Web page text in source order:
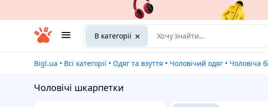
В категорії
Bigl.ua • Всі категорії • Одяг та взуття • Чоловічий одяг • Чоловіча
Чоловічі шкарпетки